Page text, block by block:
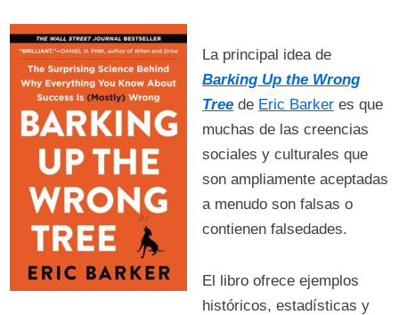
La principal idea de
Barking Up the Wrong
Tree de Eric Barker es que
muchas de las creencias
sociales y culturales que
son ampliamente aceptadas
a menudo son falsas o
contienen falsedades.
El libro ofrece ejemplos
históricos, estadísticas y